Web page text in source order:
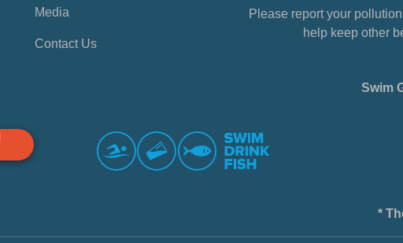
Media
Contact Us
Please report your
help keep other
Swim
*